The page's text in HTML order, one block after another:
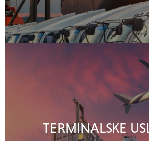
TERMINALSKE